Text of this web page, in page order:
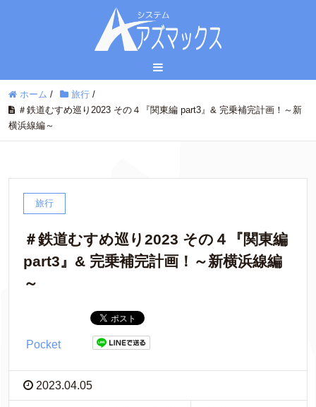
ホーム / 旅行 /
＃鉄道むすめ巡り2023 その４『関東編 part3』& 完乗補完計画！～新
横浜線編～
旅行
＃鉄道むすめ巡り2023 その４『関東編
part3』& 完乗補完計画！～新横浜線編
～
Pocket
2023.04.05